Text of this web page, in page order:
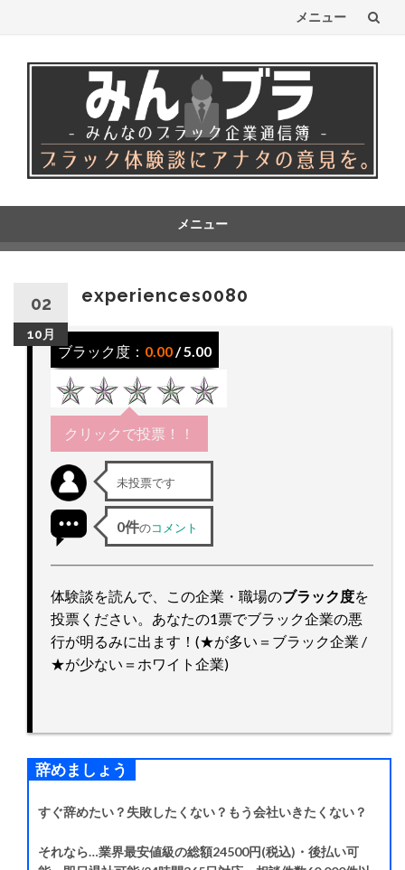
メニュー
ス
ッ
メニュー
コ
02
10月
experiences0080
ブラック度： 0.00/ 5.00
クリックで投票！！
未投票です
0件のコメント
体験談を読んで、この企業・職場のブラック度を
投票ください。あなたの1票でブラック企業の悪
行が明るみに出ます！(★が多い＝ブラック企業 /
★が少ない＝ホワイト企業)
辞めましょう
すぐ辞めたい？失敗したくない？もう会社いきたくない？
それなら…業界最安値級の総額24500円(税込)・後払い可